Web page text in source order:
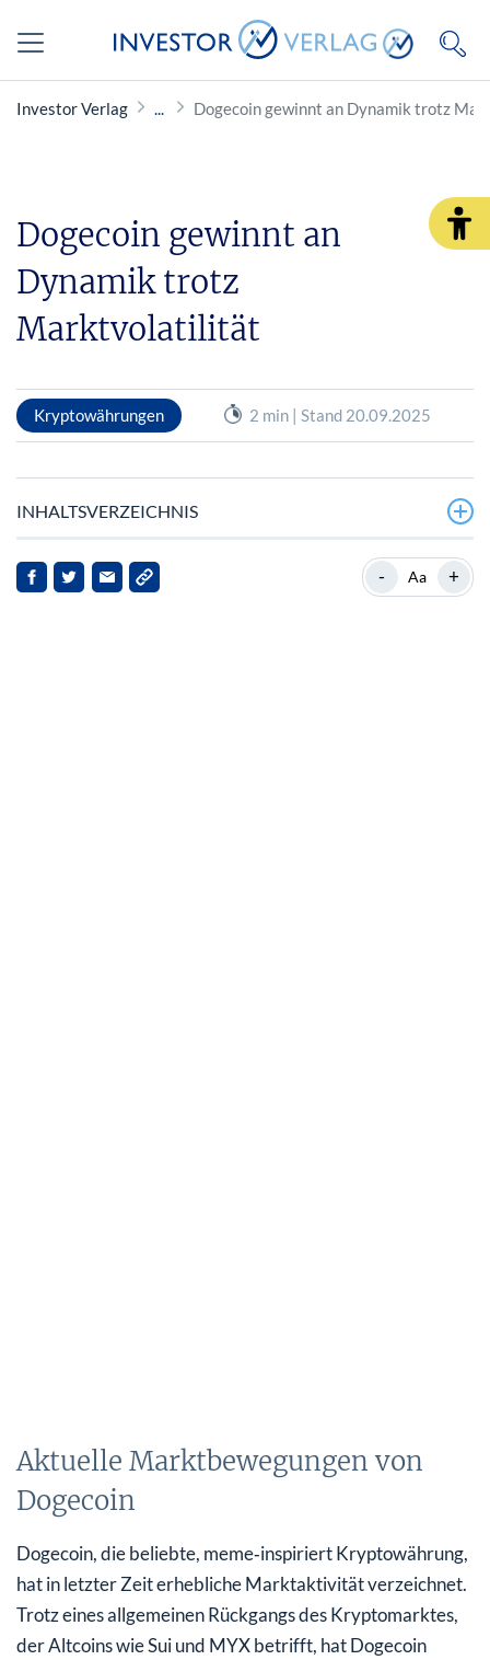
Investor Verlag Dogecoin gewinnt an Dynamik trotz
Dogecoin gewinnt an
Dynamik trotz
Marktvolatilität
Kryptowährungen 2 min | Stand 20.09.2025
INHALTSVERZEICHNIS
Aktuelle Marktbewegungen von Dogecoin
- Aa +
Aktuelle Marktbewegungen von
Dogecoin
Dogecoin, die beliebte, meme‑inspiriert Kryptowährung,
hat in letzter Zeit erhebliche Marktaktivität verzeichnet.
Trotz eines allgemeinen Rückgangs des Kryptomarktes,
der Altcoins wie Sui und MYX betrifft, hat Dogecoin